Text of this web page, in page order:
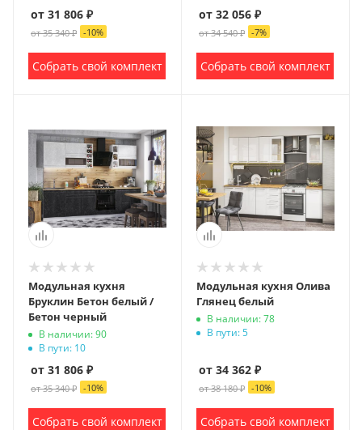
от 31 806 ₽
от 35 340 ₽ -10%
Собрать свой комплект
от 32 056 ₽
от 34 540 ₽ -7%
Собрать свой комплект
Модульная кухня
Бруклин Бетон белый /
Бетон черный
В наличии: 90
В пути: 10
от 31 806 ₽
от 35 340 ₽ -10%
Собрать свой комплект
Модульная кухня Олива
Глянец белый
В наличии: 78
В пути: 5
от 34 362 ₽
от 38 180 ₽ -10%
Собрать свой комплект